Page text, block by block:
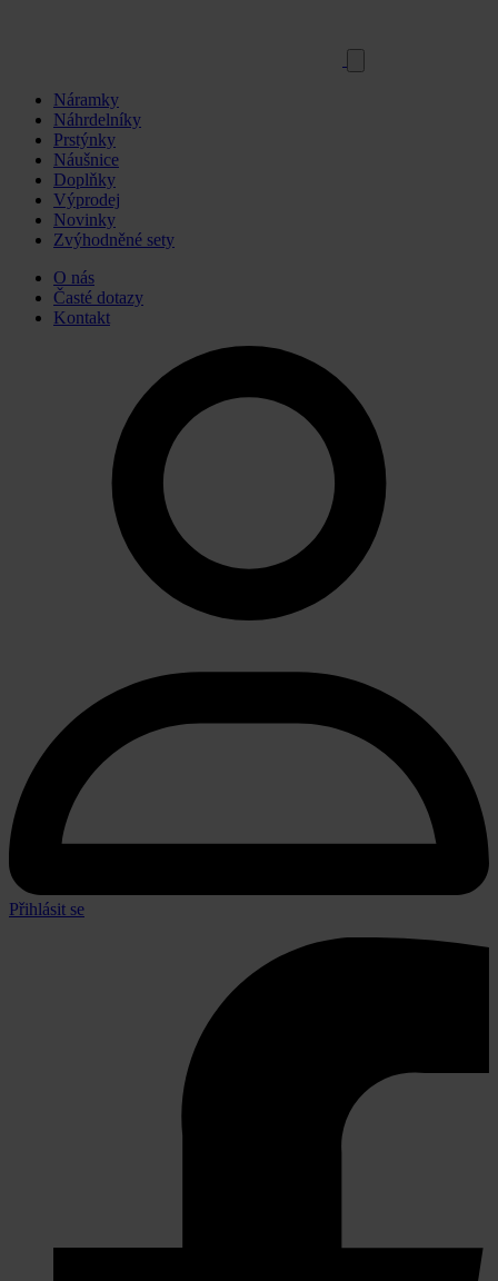
Náramky
Náhrdelníky
Prstýnky
Náušnice
Doplňky
Výprodej
Novinky
Zvýhodněné sety
O nás
Časté dotazy
Kontakt
Přihlásit se